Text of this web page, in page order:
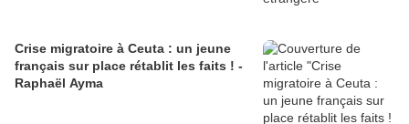
Crise migratoire à Ceuta : un jeune
français sur place rétablit les faits ! -
Raphaël Ayma